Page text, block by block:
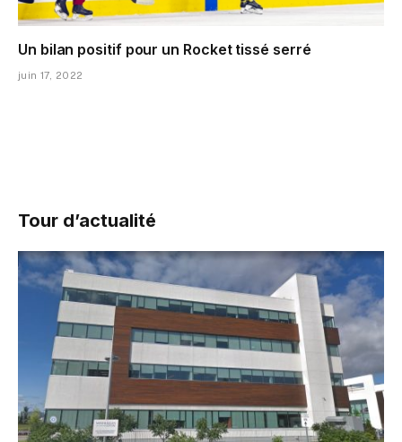
Un bilan positif pour un Rocket tissé serré
juin 17, 2022
Tour d’actualité